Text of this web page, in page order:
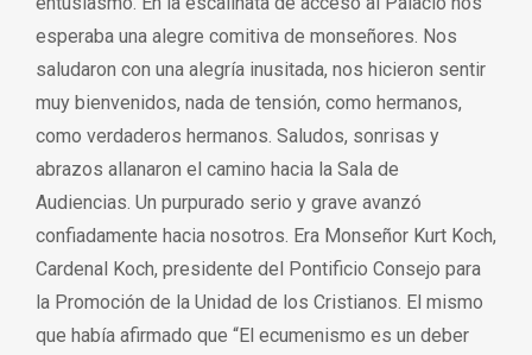
esperaba una alegre comitiva de monseñores. Nos
saludaron con una alegría inusitada, nos hicieron sentir
muy bienvenidos, nada de tensión, como hermanos,
como verdaderos hermanos. Saludos, sonrisas y
abrazos allanaron el camino hacia la Sala de
Audiencias. Un purpurado serio y grave avanzó
confiadamente hacia nosotros. Era Monseñor Kurt Koch,
Cardenal Koch, presidente del Pontificio Consejo para
la Promoción de la Unidad de los Cristianos. El mismo
que había afirmado que “El ecumenismo es un deber